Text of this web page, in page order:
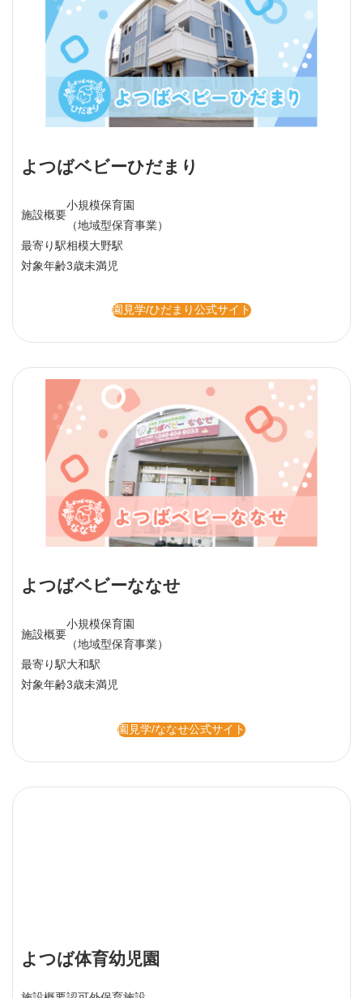
よつばベビーひだまり
施設概要
小規模保育園
（地域型保育事業）
最寄り駅相模大野駅
対象年齢3歳未満児
園見学/ひだまり公式サイト
よつばベビーななせ
施設概要
小規模保育園
（地域型保育事業）
最寄り駅大和駅
対象年齢3歳未満児
園見学/ななせ公式サイト
よつば体育幼児園